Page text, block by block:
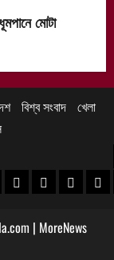
মোটা
বিশ্ব সংবাদ খেলা
খবর খবর
শিলিগুড়ি খবর
উত্তরদক্ষিণ
| MoreNews